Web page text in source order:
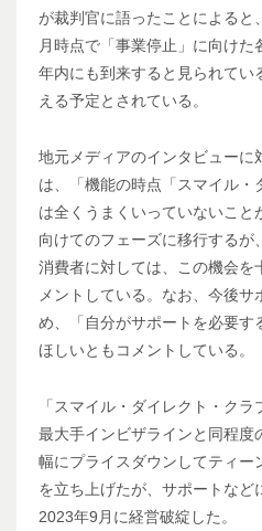
が裁判官に語ったことによる
月時点で「事業停止」に向けた
年内にも到来すると見られてい
える予定とされている。
地元メディアのインタビューに
は、「機能の時点「スマイル
は全くうまくいっていないこ
向けてのフェーズに移行する
消費者に対しては、この機会を
メントしている。なお、今後
め、「自分がサポートを必要す
ほしいともコメントしている。
「スマイル・ダイレクト・ク
最大手インビザラインと同程度
幅にプライスダウンしてティー
を立ち上げたが、サポートな
2023年9月に経営破綻した。